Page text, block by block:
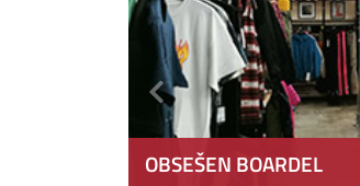
OBSEŠEN BOARDEL